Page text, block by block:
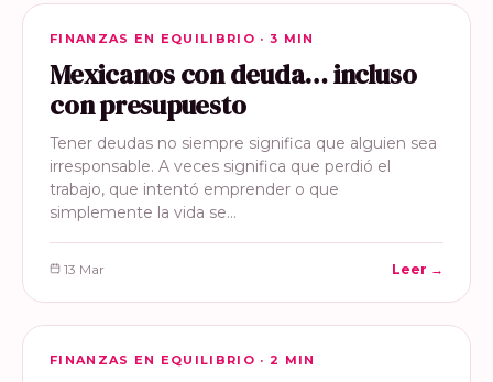
FINANZAS EN EQUILIBRIO
FINANZAS EN EQUILIBRIO · 3 MIN
Mexicanos con deuda… incluso
con presupuesto
Tener deudas no siempre significa que alguien sea
irresponsable. A veces significa que perdió el
trabajo, que intentó emprender o que
simplemente la vida se…
13 Mar Leer →
FINANZAS EN EQUILIBRIO
FINANZAS EN EQUILIBRIO · 2 MIN